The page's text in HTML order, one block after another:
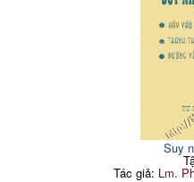
Suy
Tác giả: Lm.